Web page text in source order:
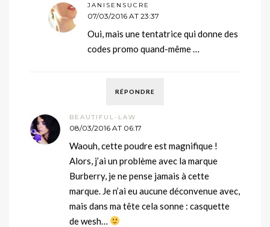
JANISENSUCRE
07/03/2016 AT 23:37
Oui, mais une tentatrice qui donne des
codes promo quand-même …
RÉPONDRE
BEAUTIFUL-LAW
08/03/2016 AT 06:17
Waouh, cette poudre est magnifique !
Alors, j’ai un problème avec la marque
Burberry, je ne pense jamais à cette
marque. Je n’ai eu aucune déconvenue avec,
mais dans ma tête cela sonne : casquette
de wesh…